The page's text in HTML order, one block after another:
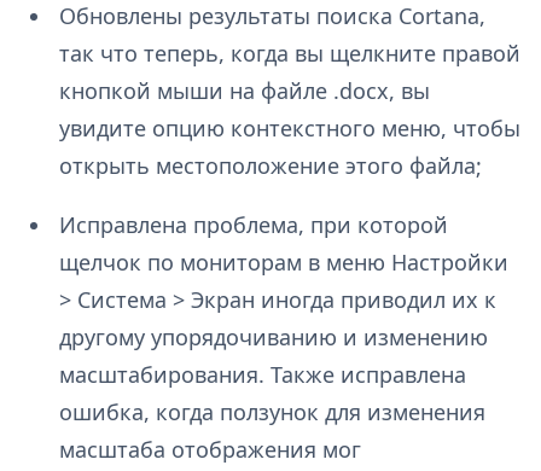
Обновлены результаты поиска Cortana,
так что теперь, когда вы щелкните правой
кнопкой мыши на файле .docx, вы
увидите опцию контекстного меню, чтобы
открыть местоположение этого файла;
Исправлена проблема, при которой
щелчок по мониторам в меню Настройки
> Система > Экран иногда приводил их к
другому упорядочиванию и изменению
масштабирования. Также исправлена
ошибка, когда ползунок для изменения
масштаба отображения мог